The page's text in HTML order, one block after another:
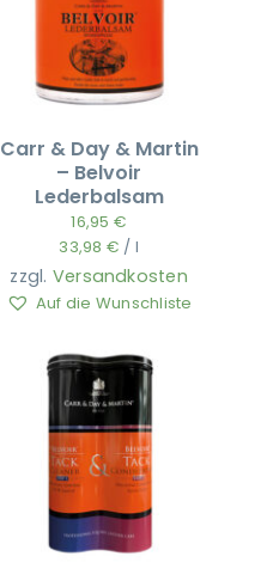
Carr & Day & Martin
– Belvoir
Lederbalsam
16,95 €
33,98 € / l
zzgl. Versandkosten
Auf die Wunschliste